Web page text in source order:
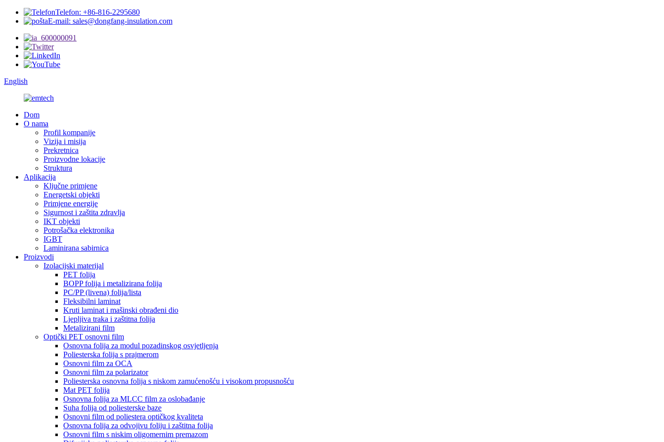
Telefon: +86-816-2295680
E-mail: sales@dongfang-insulation.com
English
Dom
O nama
Profil kompanije
Vizija i misija
Prekretnica
Proizvodne lokacije
Struktura
Aplikacija
Ključne primjene
Energetski objekti
Primjene energije
Sigurnost i zaštita zdravlja
IKT objekti
Potrošačka elektronika
IGBT
Laminirana sabirnica
Proizvodi
Izolacijski materijal
PET folija
BOPP folija i metalizirana folija
PC/PP (livena) folija/lista
Fleksibilni laminat
Kruti laminat i mašinski obrađeni dio
Ljepljiva traka i zaštitna folija
Metalizirani film
Optički PET osnovni film
Osnovna folija za modul pozadinskog osvjetljenja
Poliesterska folija s prajmerom
Osnovni film za OCA
Osnovni film za polarizator
Poliesterska osnovna folija s niskom zamućenošću i visokom propusnošću
Mat PET folija
Osnovna folija za MLCC film za oslobađanje
Suha folija od poliesterske baze
Osnovni film od poliestera optičkog kvaliteta
Osnovna folija za odvojivu foliju i zaštitna folija
Osnovni film s niskim oligomernim premazom